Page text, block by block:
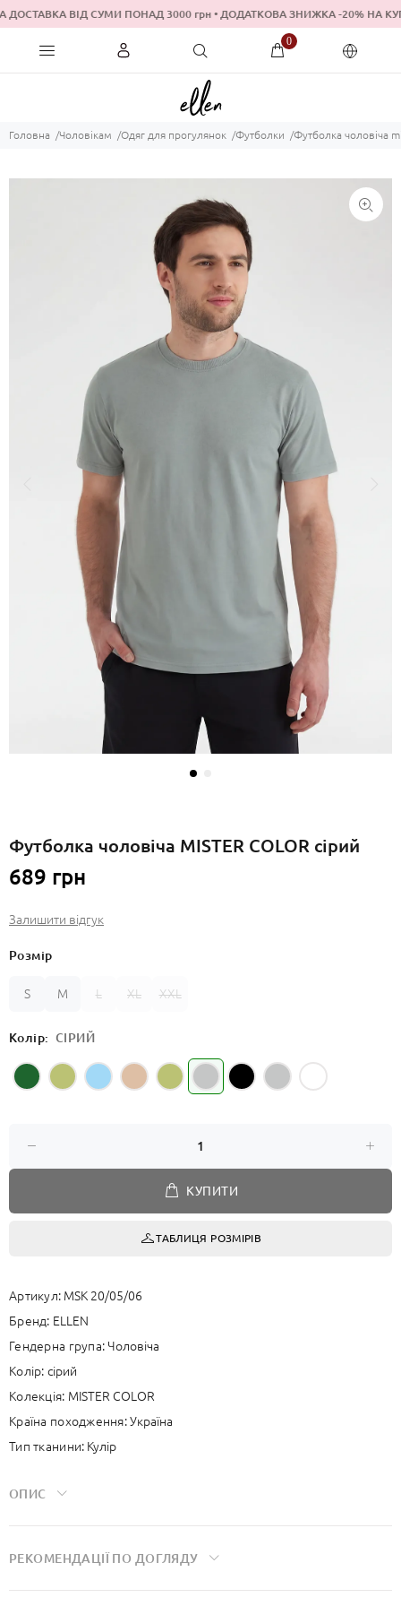
ДОСТАВКА ВІД СУМИ ПОНАД 3000 грн • ДОДАТКОВА ЗНИЖКА -20%
0
Головна Чоловікам Одяг для прогулянок Футболки Футболка чоловіча
Футболка чоловіча MISTER COLOR сірий
689 грн
Залишити відгук
Розмір
S M L XL XXL
Колір: СІРИЙ
КУПИТИ
ТАБЛИЦЯ РОЗМІРІВ
Артикул: MSK 20/05/06
Бренд: ELLEN
Гендерна група: Чоловіча
Колір: сірий
Колекція: MISTER COLOR
Країна походження:Україна
Тип тканини: Кулір
ОПИС
Завдяки еластану бавовна добре тягнеться, м’яко лягає по тілу та
повітропроникність, дарує комфорт і не обмежує рухів —
РЕКОМЕНДАЦIЇ ПО ДОГЛЯДУ